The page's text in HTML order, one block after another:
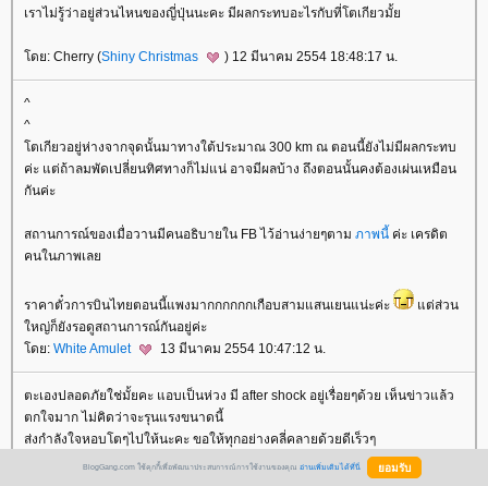
เราไม่รู้ว่าอยู่ส่วนไหนของญี่ปุ่นนะคะ มีผลกระทบอะไรกับที่โตเกียวมั้
ดย: Cherry (Shiny Christmas ) 12 มีนาคม 2554 18:48:17 น.
^
^
ตเกียวอยู่ห่างจากจุดนั้นมาทางใต้ประมาณ 300 km ณ ตอนนี้ยังไม่มีผลกระทบ
ค่ะ แต่ถ้าลมพัดเปลี่ยนทิศทางก็ไม่แน่ อาจมีผลบ้าง ถึงตอนนั้นคงต้องเผ่นเหมือน
กันค่ะ
สถานการณ์ของเมื่อวานมีคนอธิบายใน FB ไว้อ่านง่ายๆตาม ภาพนี้ ค่ะ เครดิต
คนในภาพเล
ราคาตั๋วการบินไทยตอนนี้แพงมากกกกกกเกือบสามแสนเยนแน่ะค่ะ
ต่ส่วน
หญ่ก็ยังรอดูสถานการณ์กันอยู่ค่ะ
ดย: White Amulet 13 มีนาคม 2554 10:47:12 น.
ตะเองปลอดภัยใช่มั้ยคะ แอบเป็นห่วง มี after shock อยู่เรื่อยๆด้วย เห็นข่าวแล้ว
ตกใจมาก ไม่คิดว่าจะรุนแรงขนาดนี้
ส่งกำลังใจหอบโตๆไปให้นะคะ ขอให้ทุกอย่างคลี่คลายด้วยดีเร็วๆ
ดย: bubblebii IP: 58.10.204.19 13 มีนาคม 2554 13:55:15 น.
BlogGang.com ใช้คุกกี้เพื่อพัฒนาประสบการณ์การใช้งานของคุณ อ่านเพิ่มเติมได้ที่นี่